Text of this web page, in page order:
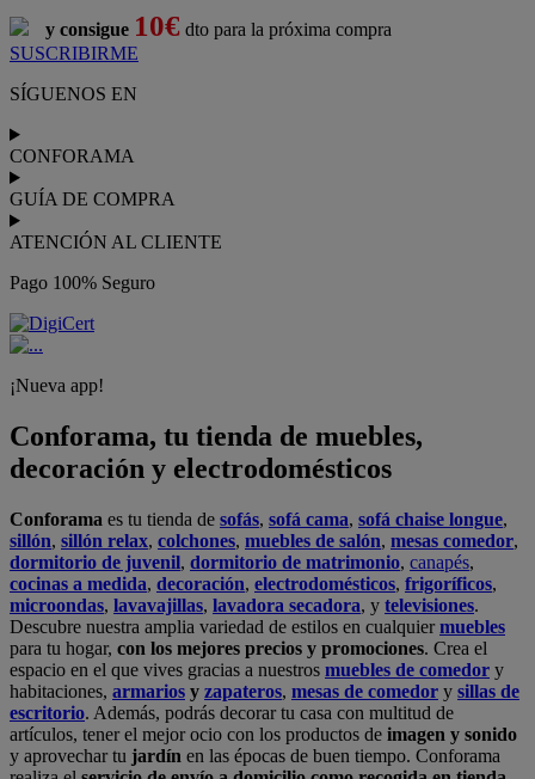
y consigue 10€ dto para la próxima compra
SUSCRIBIRME
SÍGUENOS EN
CONFORAMA
GUÍA DE COMPRA
ATENCIÓN AL CLIENTE
Pago 100% Seguro
¡Nueva app!
Conforama, tu tienda de muebles,
decoración y electrodomésticos
Conforama es tu tienda de sofás, sofá cama, sofá chaise longue,
sillón, sillón relax, colchones, muebles de salón, mesas comedor,
dormitorio de juvenil, dormitorio de matrimonio, canapés,
cocinas a medida, decoración, electrodomésticos, frigoríficos,
microondas, lavavajillas, lavadora secadora, y televisiones.
Descubre nuestra amplia variedad de estilos en cualquiermuebles
para tu hogar, con los mejores precios y promociones. Crea el
espacio en el que vives gracias a nuestros muebles de comedor y
habitaciones, armarios y zapateros, mesas de comedor y sillas de
escritorio. Además, podrás decorar tu casa con multitud de
artículos, tener el mejor ocio con los productos de imagen y sonido
y aprovechar tu jardín en las épocas de buen tiempo. Conforama